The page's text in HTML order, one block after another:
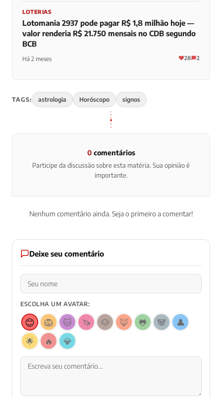
LOTERIAS
Lotomania 2937 pode pagar R$ 1,8 milhão hoje —
valor renderia R$ 21.750 mensais no CDB segundo
BCB
Há 2 meses 28 2
TAGS: astrologia Horóscopo signos
0comentários
Participe da discussão sobre esta matéria. Sua opinião é
importante.
Nenhum comentário ainda. Seja o primeiro a comentar!
Deixe seu comentário
ESCOLHA UM AVATAR:
😊 🦁 🐱 🦄 🐶 🦊 🐸 🐼
👤
🌟
🔥 💎